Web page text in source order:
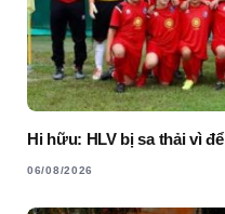
Hi hữu: HLV bị sa thải vì
06/08/2026